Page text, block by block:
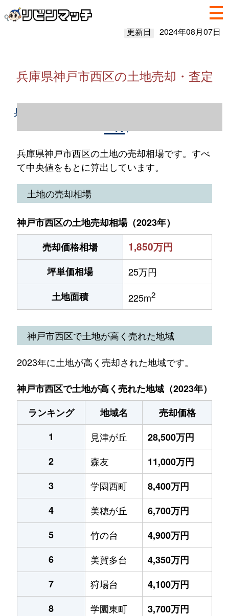
更新日 2024年08月07日
兵庫県神戸市西区の土地売却・査定
兵庫県神戸市西区の土地売却情報（2023年1
兵庫県神戸市西区の土地の売却相場です。すべ
て中央値をもとに算出しています。
土地の売却相場
神戸市西区の土地売却相場（2023年）
売却価格相場
1,850万円
坪単価相場
25万円
土地面積
225m2
神戸市西区で土地が高く売れた地域
2023年に土地が高く売却された地域です。
神戸市西区で土地が高く売れた地域（2023年）
ランキング
地域名
売却価格
1
見津が丘
28,500万円
2
森友
11,000万円
3
学園西町
8,400万円
4
美穂が丘
6,700万円
5
竹の台
4,900万円
6
美賀多台
4,350万円
7
狩場台
4,100万円
8
学園東町
3,700万円